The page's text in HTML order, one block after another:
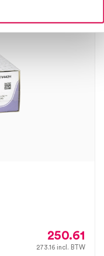
250.61
273.16 incl. BTW